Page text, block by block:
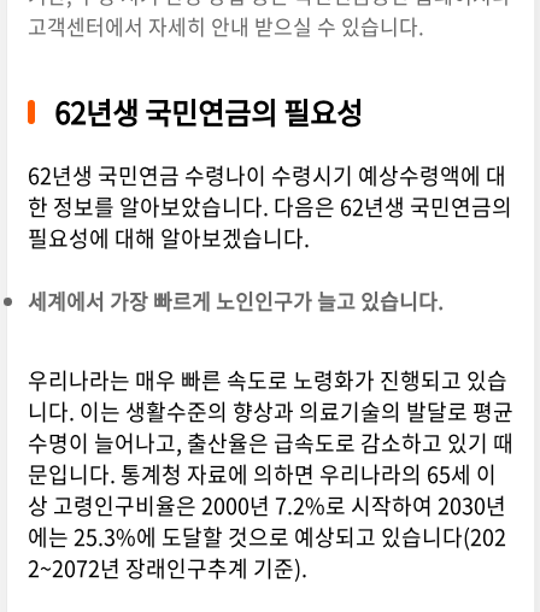
고객센터에서 자세히 안내 받으실 수 있습니다.
62년생 국민연금의 필요성
62년생 국민연금 수령나이 수령시기 예상수령액에 대
한 정보를 알아보았습니다. 다음은 62년생 국민연금의
필요성에 대해 알아보겠습니다.
세계에서 가장 빠르게 노인인구가 늘고 있습니다.
우리나라는 매우 빠른 속도로 노령화가 진행되고 있습
니다. 이는 생활수준의 향상과 의료기술의 발달로 평균
수명이 늘어나고, 출산율은 급속도로 감소하고 있기 때
문입니다. 통계청 자료에 의하면 우리나라의 65세 이
상 고령인구비율은 2000년 7.2%로 시작하여 2030년
에는 25.3%에 도달할 것으로 예상되고 있습니다(202
2~2072년 장래인구추계 기준).